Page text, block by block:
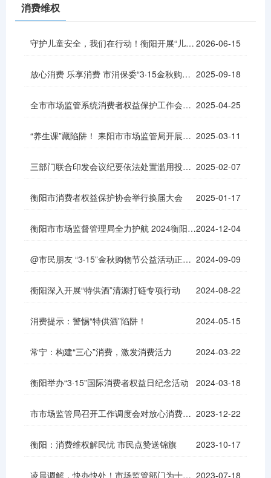
消费维权
守护儿童安全，我们在行动！衡阳开展“儿童用品安全行”主题宣传系列活动 2026-06-15
放心消费 乐享消费 市消保委“3·15金秋购物节”公益活动启动 2025-09-18
全市市场监管系统消费者权益保护工作会议召开 2025-04-25
“养生课”藏陷阱！ 耒阳市市场监管局开展打击虚假宣传行动 2025-03-11
三部门联合印发会议纪要依法处置滥用投诉举报权利行为 2025-02-07
衡阳市消费者权益保护协会举行换届大会 2025-01-17
衡阳市市场监督管理局全力护航 2024衡阳马拉松赛事2024-12-04
@市民朋友 “3·15”金秋购物节公益活动正式启动了 2024-09-09
衡阳深入开展“特供酒”清源打链专项行动 2024-08-22
消费提示：警惕“特供酒”陷阱！ 2024-05-15
常宁：构建“三心”消费，激发消费活力 2024-03-22
衡阳举办“3·15”国际消费者权益日纪念活动 2024-03-18
市市场监管局召开工作调度会对放心消费创建主体培育工作进行再强调再部署 2023-12-22
衡阳：消费维权解民忧 市民点赞送锦旗 2023-10-17
凌晨调解，快办快处！市场监管部门为十万“谦粉”保驾护航 2023-07-18